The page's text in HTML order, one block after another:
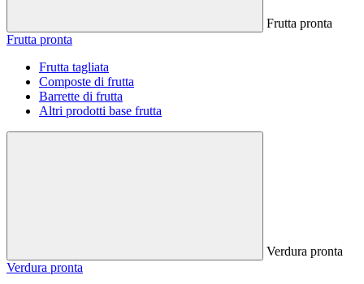
Frutta pronta
Frutta pronta
Frutta tagliata
Composte di frutta
Barrette di frutta
Altri prodotti base frutta
Verdura pronta
Verdura pronta